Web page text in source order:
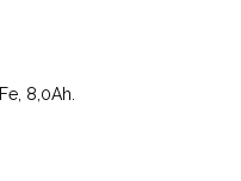
8,0Ah.